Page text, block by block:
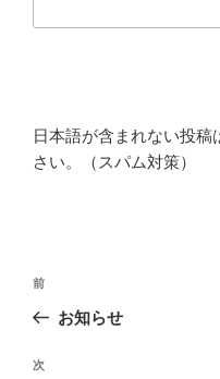
日本語が含まれない投
さい。（スパム対策）
投
ビ
過
去
投
前
お知らせ
次
次